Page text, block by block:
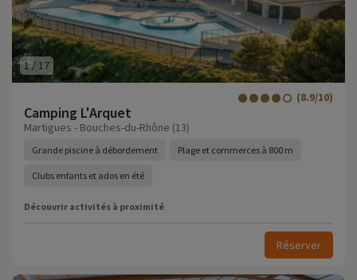
1/ 17
Camping L'Arquet
(8.9/10)
Martigues - Bouches-du-Rhône (13)
Grande piscine à débordement Plage et commerces à 800 m
Clubs enfants et ados en été
Découvrir activités à proximité
Réserver